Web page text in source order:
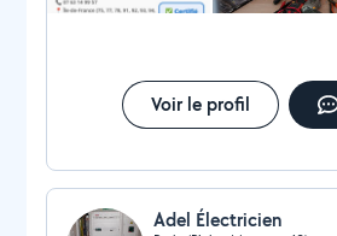
Voir le profil
Adel Électricien